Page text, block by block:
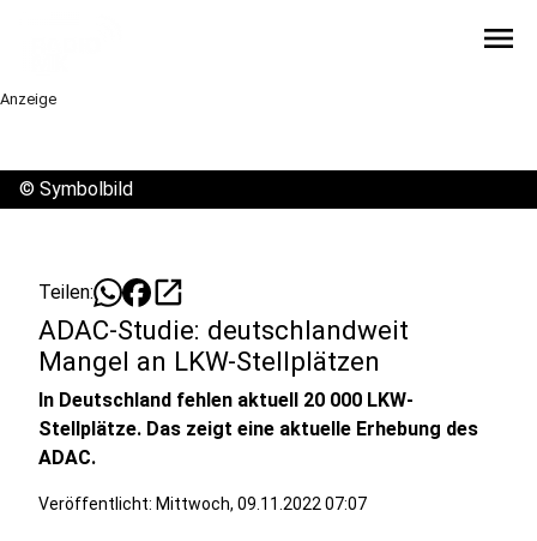
menu
Anzeige
© Symbolbild
Teilen: open_in_new
ADAC-Studie: deutschlandweit
Mangel an LKW-Stellplätzen
In Deutschland fehlen aktuell 20 000 LKW-
Stellplätze. Das zeigt eine aktuelle Erhebung des
ADAC.
Veröffentlicht: Mittwoch, 09.11.2022 07:07